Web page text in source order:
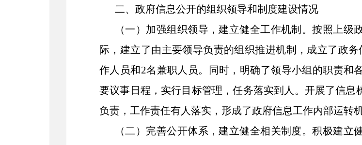
二、政府信息公开的组织领导和制度建设情况
（一）加强组织领导，建立健全工作机制。按照上
际，建立了由主要领导负责的组织推进机制，成立了政
作人员和2名兼职人员。同时，明确了领导小组的职责和
要议事日程，实行目标管理，任务落实到人。开展了信
负责，工作责任有人落实，形成了政府信息工作内部运转机
（二）完善公开体系，建立健全相关制度。积极建